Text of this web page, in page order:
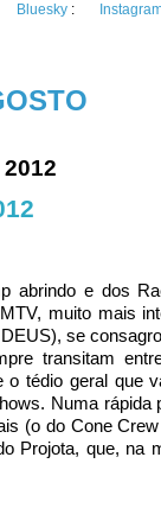
Bluesky :
abrindo e dos
muito mais
se
transitam
tédio geral que
Numa rápida
(o do Cone
Projota, que, na